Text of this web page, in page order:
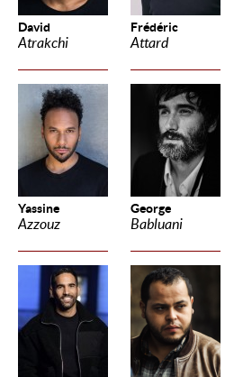
David
Atrakchi
Frédéric
Attard
Yassine
Azzouz
George
Babluani